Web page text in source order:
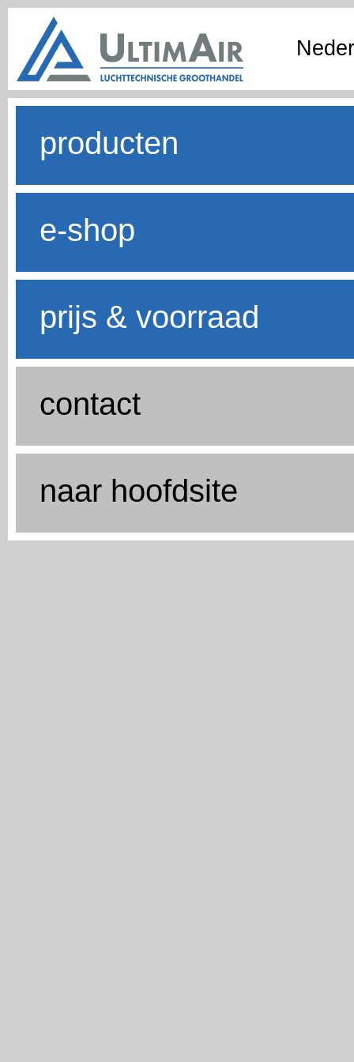
producten
e-shop
prijs & voorraad
contact
naar hoofdsite